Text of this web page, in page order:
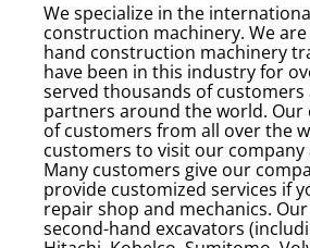
We specialize in the
construction machinery. We
hand construction machinery
have been in this industry for
served thousands of
partners around the world. Our
of customers from all over the
customers to visit our
Many customers give our
provide customized services if
repair shop and mechanics.
second-hand excavators